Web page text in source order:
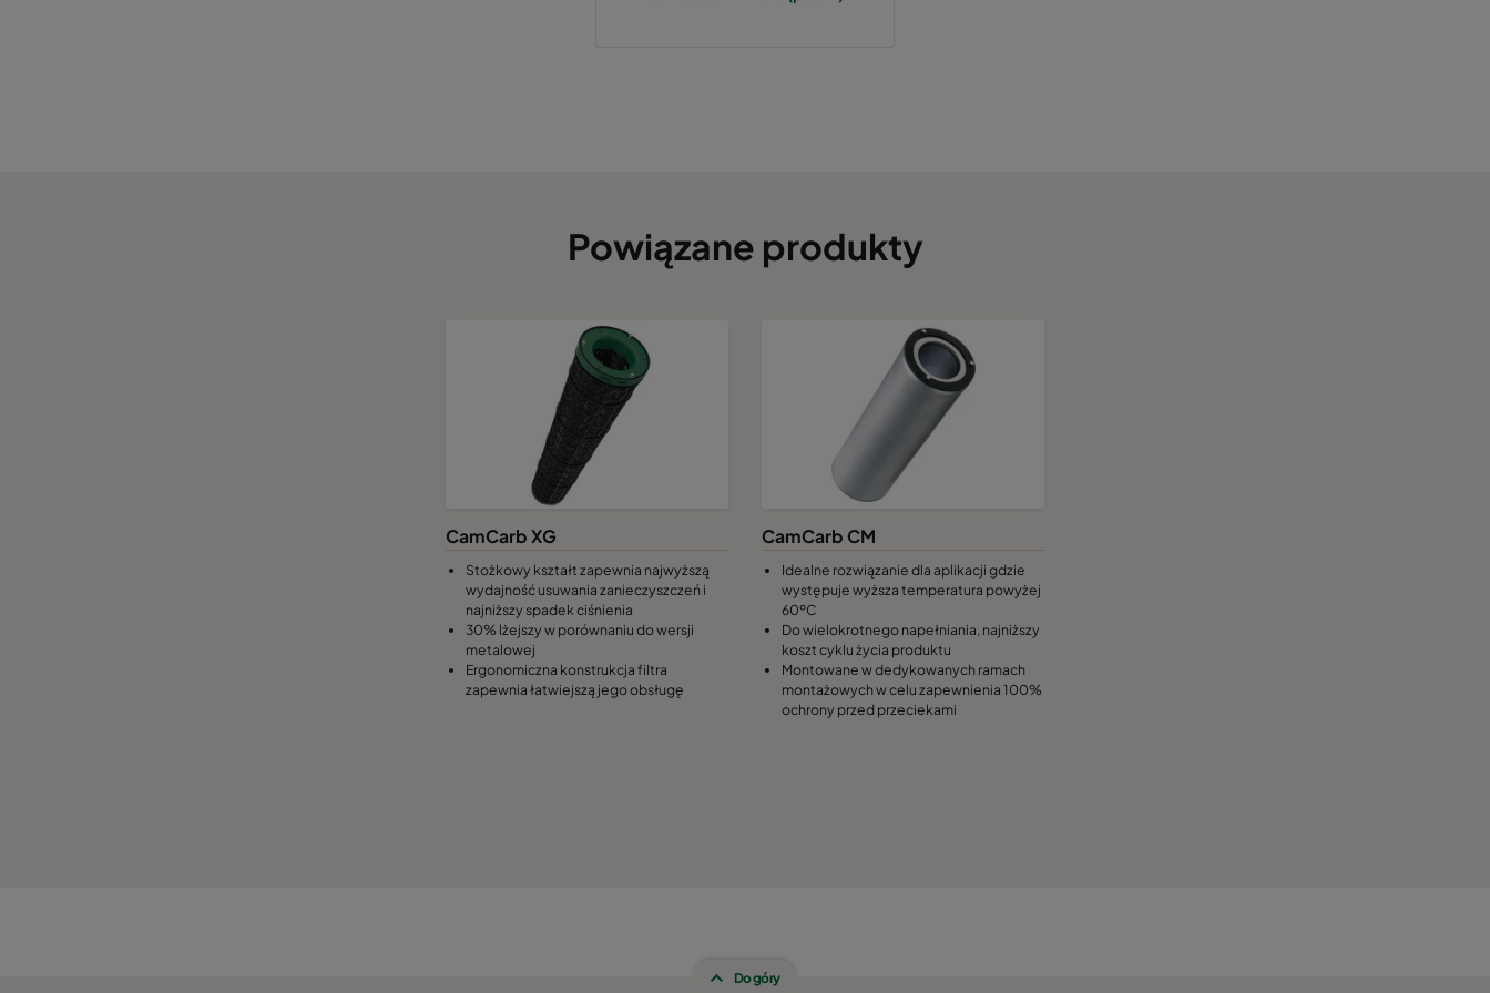
Powiązane produkty
CamCarb XG
Stożkowy kształt zapewnia najwyższą
wydajność usuwania zanieczyszczeń i
najniższy spadek ciśnienia
30% lżejszy w porównaniu do wersji
metalowej
Ergonomiczna konstrukcja filtra
zapewnia łatwiejszą jego obsługę
CamCarb CM
Idealne rozwiązanie dla aplikacji gdzie
występuje wyższa temperatura powyżej
60ºC
Do wielokrotnego napełniania, najniższy
koszt cyklu życia produktu
Montowane w dedykowanych ramach
montażowych w celu zapewnienia 100%
ochrony przed przeciekami
Do góry